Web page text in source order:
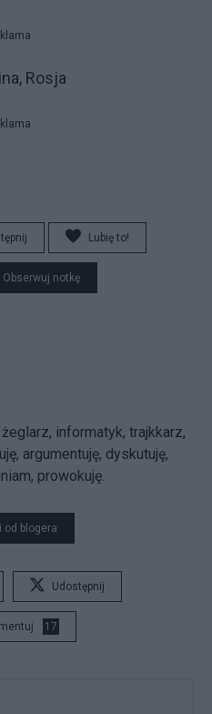
Rosja
Lubię to!
Obserwuj notkę
informatyk, trajkkarz,
argumentuję, dyskutuję,
prowokuję.
od blogera
Udostępnij
17